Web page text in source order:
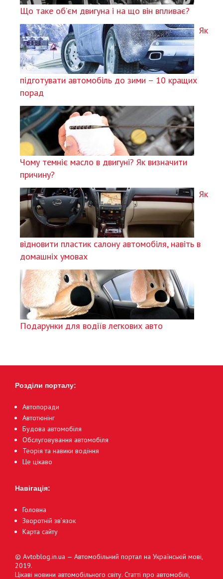
Що таке об’єм двигуна і на що він впливає?
Як
підготувати автомобіль до зими – 10 кращих
порад
Чому темніє масло в двигуні? Як визначити
причину?
Як
відновити пластик салону автомобіля, навіть в
домашніх умовах
Подарунки для водіїв легкових авто
Розділи порталу:
Автопоради
Автотюнінг
Будова автомобіля
Обслуговування автомобіля
Теорія та навики водіння
Це цікаво
Навігація:
Головна
Зворотній зв’язок
Карта сайту
© Avtoblog.in.ua — Автомобільний портал на Українській мові,
2019.
Цікаві новини автомобільного світу. Статті про автомобілі,